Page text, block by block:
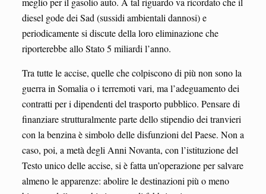
diesel gode dei Sad (sussidi ambientali dannosi) e
periodicamente si discute della loro eliminazione che
riporterebbe allo Stato 5 miliardi l’anno.
Tra tutte le accise, quelle che colpiscono di più non sono la
guerra in Somalia o i terremoti vari, ma l’adeguamento dei
contratti per i dipendenti del trasporto pubblico. Pensare di
finanziare strutturalmente parte dello stipendio dei tranvieri
con la benzina è simbolo delle disfunzioni del Paese. Non a
caso, poi, a metà degli Anni Novanta, con l’istituzione del
Testo unico delle accise, si è fatta un’operazione per salvare
almeno le apparenze: abolire le destinazioni più o meno